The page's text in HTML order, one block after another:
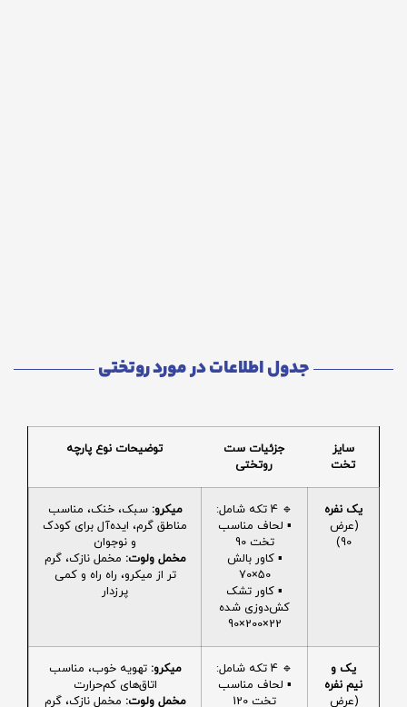
جدول اطلاعات در مورد روتختی
سایز
تخت
جزئیات ست
روتختی
توضیحات نوع پارچه
یک نفره
(عرض
90)
🔹 4 تکه شامل:
▪️ لحاف مناسب
تخت 90
▪️ کاور بالش
50×70
▪️ کاور تشک
کش‌دوزی شده
22×200×90
میکرو: سبک، خنک، مناسب
مناطق گرم، ایده‌آل برای کودک
و نوجوان
مخمل ولوت: مخمل نازک، گرم
تر از میکرو، راه راه و کمی
پرزدار
یک و
نیم نفره
(عرض
🔹 4 تکه شامل:
▪️ لحاف مناسب
تخت 120
میکرو: تهویه خوب، مناسب
اتاق‌های کم‌حرارت
مخمل ولوت: مخمل نازک، گرم